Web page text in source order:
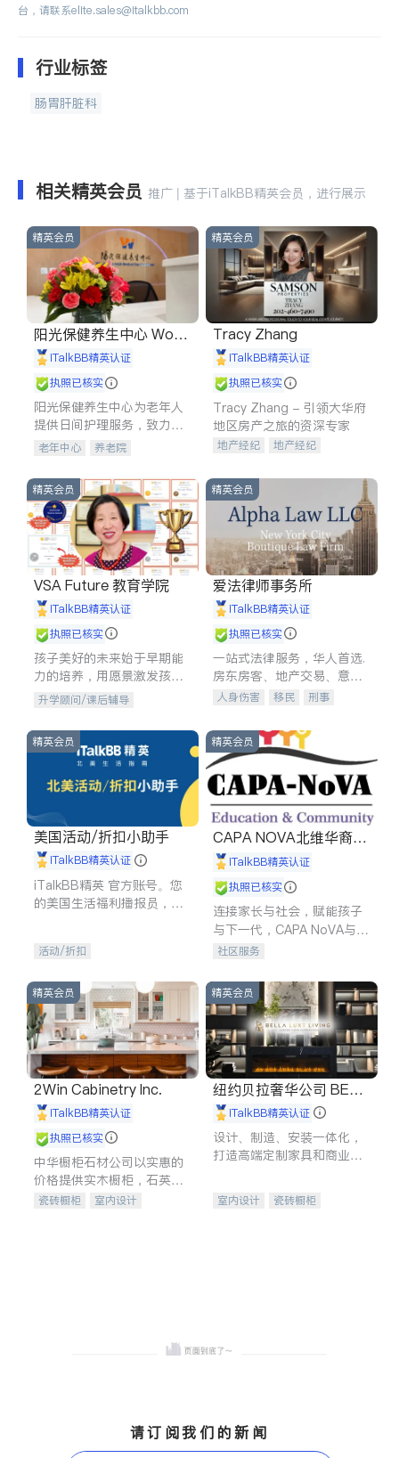
台，请联系elite.sales@italkbb.com
行业标签
肠胃肝脏科
相关精英会员 推广 | 基于iTalkBB精英会员，进行展示
精英会员
阳光保健养生中心 World
shine
iTalkBB精英认证
执照已核实
阳光保健养生中心为老年人
提供日间护理服务，致力于
通过持续的护理创新来有效
老年中心 养老院
精英会员
Tracy Zhang
iTalkBB精英认证
执照已核实
Tracy Zhang - 引领大华府
地区房产之旅的资深专家
地产经纪
地产经纪
商铺租售
精英会员
VSA Future 教育学院
iTalkBB精英认证
执照已核实
孩子美好的未来始于早期能
力的培养，用愿景激发孩子
的学习潜力和动力。理念：
拥有成长型心态是成功的基
石。
升学顾问/课后辅导
精英会员
爱法律师事务所
iTalkBB精英认证
执照已核实
一站式法律服务，华人首选.
房东房客、地产交易、意外
伤害、车祸重伤、商业诉
建筑合同、刑事案件全包办
人身伤害 移民
刑事
信托/遗嘱
商业
索赔
律师-其它 保释
精英会员
美国活动/折扣小助手
iTalkBB精英认证
iTalkBB精英 官方账号。您
的美国生活福利播报员，精
专属福利。
活动/折扣
精英会员
CAPA NOVA北维华裔家
长会iTalkBB精英认证
执照已核实
连接家长与社会，赋能孩子
与下一代，CAPA NoVA与您
携手建设包容、公平、充满
社区服务
精英会员
2Win Cabinetry Inc.
iTalkBB精英认证
执照已核实
中华橱柜石材公司以实惠的
价格提供实木橱柜，石英石
台面，多种优质不锈钢水
瓷砖橱柜
室内设计
精英会员
纽约贝拉奢华公司 BELL
A LUXE
iTalkBB精英认证
设计、制造、安装一体化，
打造高端定制家具和商业空
室内设计
瓷砖橱柜
请订阅我们的新闻